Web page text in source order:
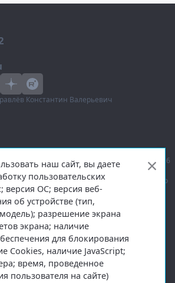
Константин Валерьевич
агентство Регион 29»,
© 2016–2026
ограниченной ответственностью «Агентство
средств массовой
74226от 09.11.2018 выдано Федеральной
связи, информационных технологий
(Роскомнадзор).
использовании любых материалов
обязательна. Копирование материалов без
сайта запрещено.
наш сайт, вы даете
пользовательских
версия ОС; версия веб-
об устройстве (тип,
разрешение экрана
экрана; наличие
для блокирования
Cookies, наличие JavaScript;
время, проведенное
пользователя на сайте)